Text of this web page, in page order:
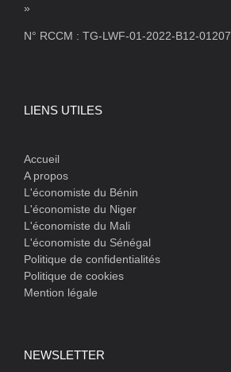
»
N° RCCM : TG-LWF-01-2022-B12-01207
LIENS UTILES
Accueil
A propos
L'économiste du Bénin
L'économiste du Niger
L'économiste du Mali
L'économiste du Sénégal
Politique de confidentialités
Politique de cookies
Mention légale
NEWSLETTER